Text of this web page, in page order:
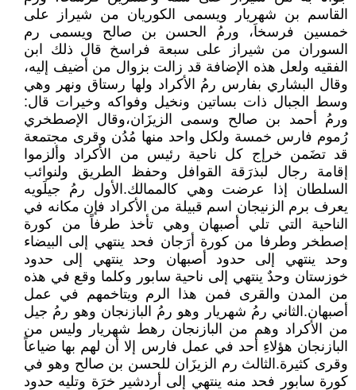
القاسم بن شهريار ويسمى الكوريان من شيراز على
خمسين فرسخاَ، ورمُ الحسن بن صالح ويسمى رم
السوران من شيراز على سبعة فراسخ قال ذلك ابن
الفقيه ولعل هذه الإضافة قد زالت بزوال من أضيف إليه،
وقال البشاري بفارس رمُ الأكراد ولها رستاق ونهر وهي
وسط الجبال ذات بساتين ونخيل وفواكه وخيرات قال:
ورمُ أحمد بن صالح وسمى الزيزَان،وقال الإصطخري
رُموم فارس خمسة ولكل واحد منها مُدُن وقرى مجتمعة
قد تضَمن خرإج كل ناحية رئيس من الأكراد وألزموا
إقامة رجال لبذرَقة القوافل وحفظ الطريق ولنوائب
السلطان إذا عرضت وهي كالممالك.الأول رمُ جيلَويه
يعرف برم الزنيجان اسم قبيلة من الأكراد فإن مكانه في
الناحية التي تلي أصبهان وهي تأخذ طرفاً من كورة
إصطخر وطرفا من كورة أرَجان فحد ينتهي إلى البيضاء
وحد ينتهي إلى حدود أصبهان وحد ينتهي إلى حدود
خوزستان وحدٌ ينتهي إلى ناحية سابور وكلما وقع في هذه
من المدن والقرى فمن هذا الرم ويتاخمهم في عمل
أصبهان.الثاني رمُ شهريار وهو رمُ البازنجان وهو رمُ جيل
من الأكراد وهم من البازنجان رهط شهريار وليس من
البازنجان هؤلاءِ أحد في عمل فارس إلا أن لهم بها ضياعاً
وقرى كثيرة.الثالث رم الزيزَان للحسن بن صالح وهو في
كورة سابور فحد منه ينتهي إلى أردشير خرَة وتليه حدود